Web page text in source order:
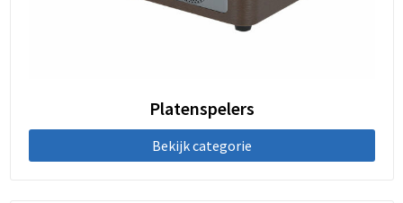
Platenspelers
Bekijk categorie